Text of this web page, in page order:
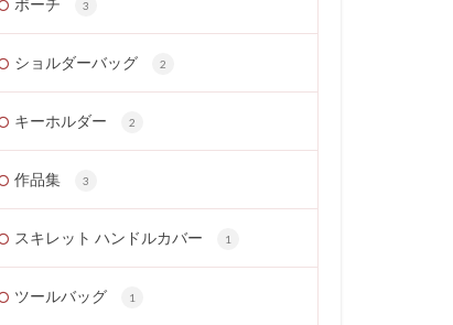
3
ショルダーバッグ 2
キーホルダー 2
作品集 3
スキレット ハンドルカバー 1
ツールバッグ 1